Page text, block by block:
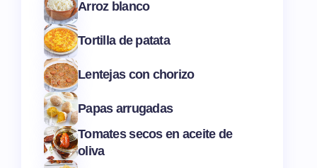
Arroz blanco
Tortilla de patata
Lentejas con chorizo
Papas arrugadas
Tomates secos en aceite de
oliva